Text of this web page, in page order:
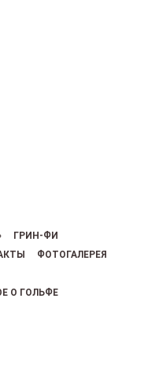
ГРИН-ФИ
ФОТОГАЛЕРЕЯ
О ГОЛЬФЕ